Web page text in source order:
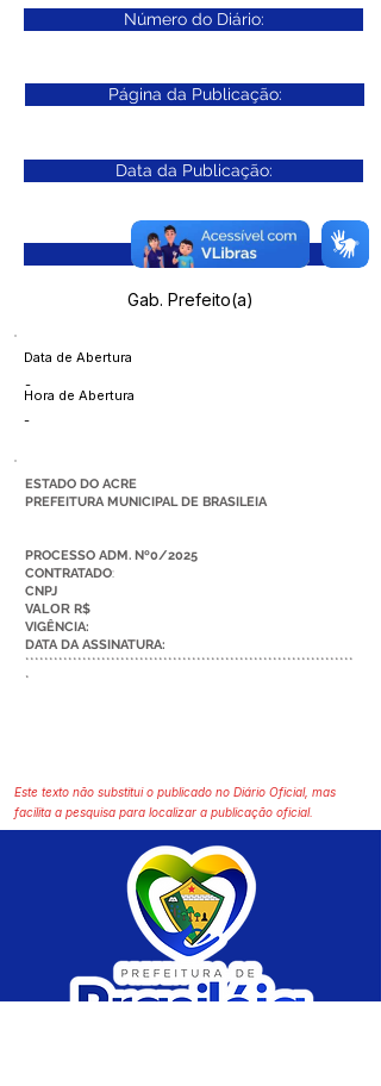
Número do Diário:
Página da Publicação:
Data da Publicação:
Órgão:
Gab. Prefeito(a)
Data de Abertura
-
Hora de Abertura
-
ESTADO DO ACRE
PREFEITURA MUNICIPAL DE BRASILEIA
PROCESSO ADM. Nº0/2025
CONTRATADO:
CNPJ
VALOR R$
VIGÊNCIA:
DATA DA ASSINATURA:
*********************************************************************
*
Este texto não substitui o publicado no Diário Oficial, mas
facilita a pesquisa para localizar a publicação oficial.